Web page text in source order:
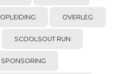
OPLEIDING OVERLEG
SCOOLSOUT RUN
SPONSORING